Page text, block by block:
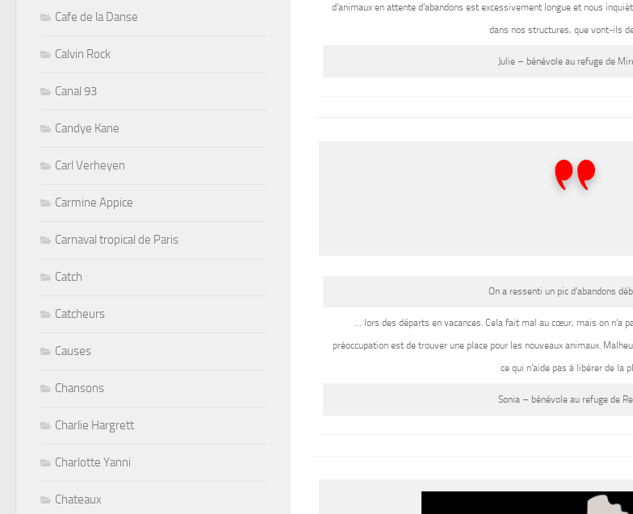
d’animaux en attente d’abandons est excessivement longue et nous
dans nos structures, que vont-ils
Julie– bénévole au refuge de
On a ressenti un pic d’abandons
… lors des départs en vacances. Cela fait mal au cœur, mais on n’a
préoccupation est de trouver une place pour les nouveaux animaux.
ce qui n’aide pas à libérer de la
Sonia– bénévole au refuge de
Cafe de la Danse
Calvin Rock
Canal 93
Candye Kane
Carl Verheyen
Carmine Appice
Carnaval tropical de Paris
Catch
Catcheurs
Causes
Chansons
Charlie Hargrett
Charlotte Yanni
Chateaux